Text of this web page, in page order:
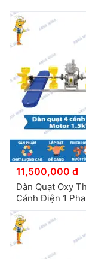
11,500,000 đ
Dàn Quạt Oxy
Cánh Điện 1 Pha